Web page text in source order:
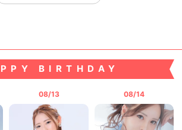
しゃれな お気に入りのシーシ...
梨
ごはんめっちゃおいしかったー...
> 日記一覧を見る
BIRTHDAY
08/13 08/14